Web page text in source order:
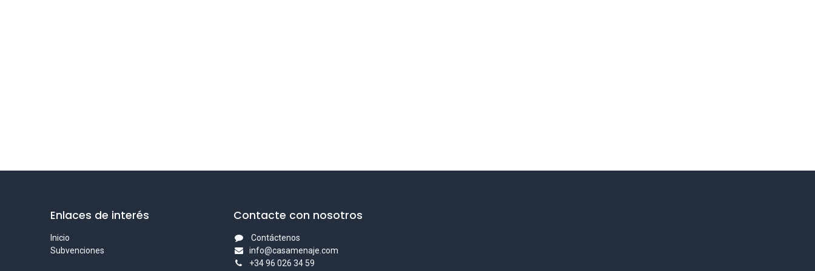
Enlaces de interés
Inicio
Subvenciones
Contacte con nosotros
Contáctenos
info@casamenaje.com
+34 96 026 34 59